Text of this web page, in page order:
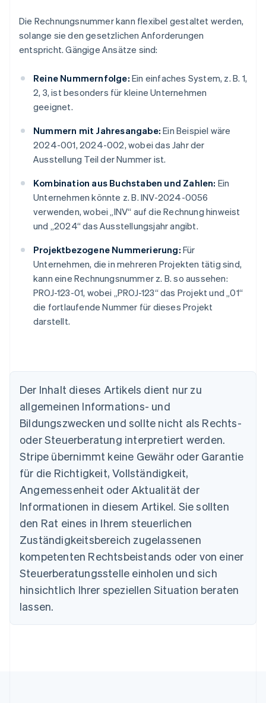
Die Rechnungsnummer kann flexibel gestaltet werden,
solange sie den gesetzlichen Anforderungen
entspricht. Gängige Ansätze sind:
Reine Nummernfolge: Ein einfaches System, z. B. 1,
2, 3, ist besonders für kleine Unternehmen
geeignet.
Nummern mit Jahresangabe: Ein Beispiel wäre
2024-001, 2024-002, wobei das Jahr der
Ausstellung Teil der Nummer ist.
Kombination aus Buchstaben und Zahlen: Ein
Unternehmen könnte z. B. INV-2024-0056
verwenden, wobei „INV“ auf die Rechnung hinweist
und „2024“ das Ausstellungsjahr angibt.
Projektbezogene Nummerierung: Für
Unternehmen, die in mehreren Projekten tätig sind,
kann eine Rechnungsnummer z. B. so aussehen:
PROJ-123-01, wobei „PROJ-123“ das Projekt und „01“
die fortlaufende Nummer für dieses Projekt
darstellt.
Der Inhalt dieses Artikels dient nur zu
allgemeinen Informations- und
Bildungszwecken und sollte nicht als Rechts-
oder Steuerberatung interpretiert werden.
Stripe übernimmt keine Gewähr oder Garantie
für die Richtigkeit, Vollständigkeit,
Angemessenheit oder Aktualität der
Informationen in diesem Artikel. Sie sollten
den Rat eines in Ihrem steuerlichen
Zuständigkeitsbereich zugelassenen
kompetenten Rechtsbeistands oder von einer
Steuerberatungsstelle einholen und sich
hinsichtlich Ihrer speziellen Situation beraten
lassen.
Australien
English
Belgien
Brasilien
PortuguêsEnglish
Bulgarien
English
Dänemark
English
DeutschEnglish
Estland
English
Festlandchina
简体中文English
Finnland
Frankreich
FrançaisEnglish